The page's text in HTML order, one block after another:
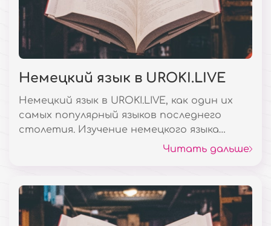
Немецкий язык в UROKI.LIVE
Немецкий язык в UROKI.LIVE, как один их
самых популярный языков последнего
столетия. Изучение немецкого языка
сейчас очень популярно в современном
престижное образование в Германии.
Читать дальше